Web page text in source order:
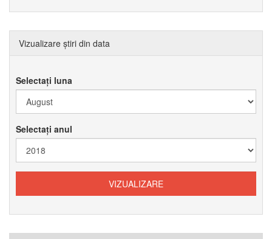
Vizualizare știri din data
Selectați luna
Selectați anul